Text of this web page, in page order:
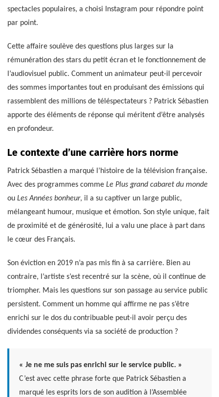
spectacles populaires, a choisi Instagram pour répondre point
par point.
Cette affaire soulève des questions plus larges sur la
rémunération des stars du petit écran et le fonctionnement de
l’audiovisuel public. Comment un animateur peut-il percevoir
des sommes importantes tout en produisant des émissions qui
rassemblent des millions de téléspectateurs ? Patrick Sébastien
apporte des éléments de réponse qui méritent d’être analysés
en profondeur.
Le contexte d’une carrière hors norme
Patrick Sébastien a marqué l’histoire de la télévision française.
Avec des programmes comme Le Plus grand cabaret du monde
ou Les Années bonheur, il a su captiver un large public,
mélangeant humour, musique et émotion. Son style unique, fait
de proximité et de générosité, lui a valu une place à part dans
le cœur des Français.
Son éviction en 2019 n’a pas mis fin à sa carrière. Bien au
contraire, l’artiste s’est recentré sur la scène, où il continue de
triompher. Mais les questions sur son passage au service public
persistent. Comment un homme qui affirme ne pas s’être
enrichi sur le dos du contribuable peut-il avoir perçu des
dividendes conséquents via sa société de production ?
« Je ne me suis pas enrichi sur le service public. »
C’est avec cette phrase forte que Patrick Sébastien a
marqué les esprits lors de son audition à l’Assemblée